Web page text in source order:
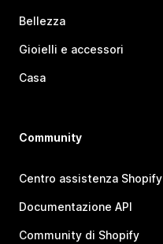
Bellezza
Gioielli e accessori
Casa
Community
Centro assistenza Shopify
Documentazione API
Community di Shopify